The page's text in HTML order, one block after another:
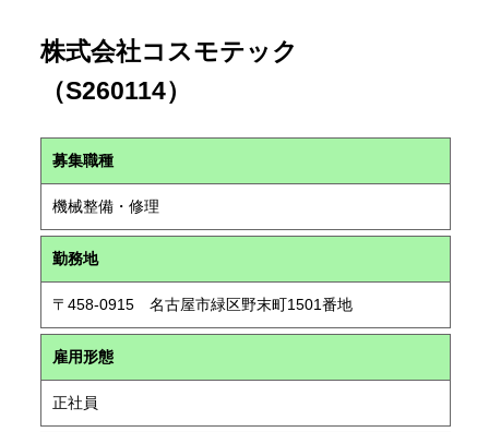
株式会社コスモテック
（S260114）
募集職種
機械整備・修理
勤務地
〒458-0915 名古屋市緑区野末町1501番地
雇用形態
正社員